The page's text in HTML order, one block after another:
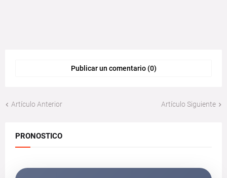
Publicar un comentario (0)
Artículo Anterior Artículo Siguiente
PRONOSTICO